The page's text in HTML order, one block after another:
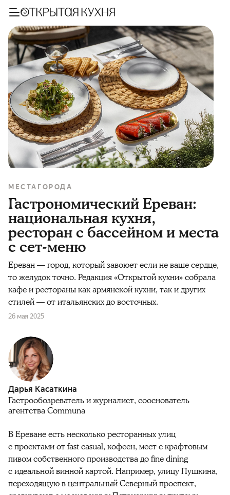
МЕСТА ГОРОДА
Гастрономический Ереван:
национальная кухня,
ресторан с бассейном и места
с сет-меню
Ереван — город, который завоюет если не ваше сердце,
то желудок точно. Редакция «Открытой кухни» собрала
кафе и рестораны как армянской кухни, так и других
стилей — от итальянских до восточных.
26 мая 2025
Дарья Касаткина
Гастрообозреватель и журналист, сооснователь
агентства Communa
В Ереване есть несколько ресторанных улиц
с проектами от fast casual, кофеен, мест с крафтовым
пивом собственного производства до fine dining
с идеальной винной картой. Например, улицу Пушкина,
переходящую в центральный Северный проспект,